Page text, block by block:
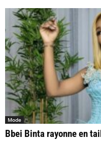
Mode
Bbei Binta rayonne en